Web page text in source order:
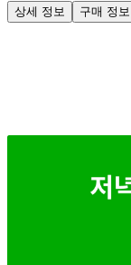
상세 정보 구매 정보